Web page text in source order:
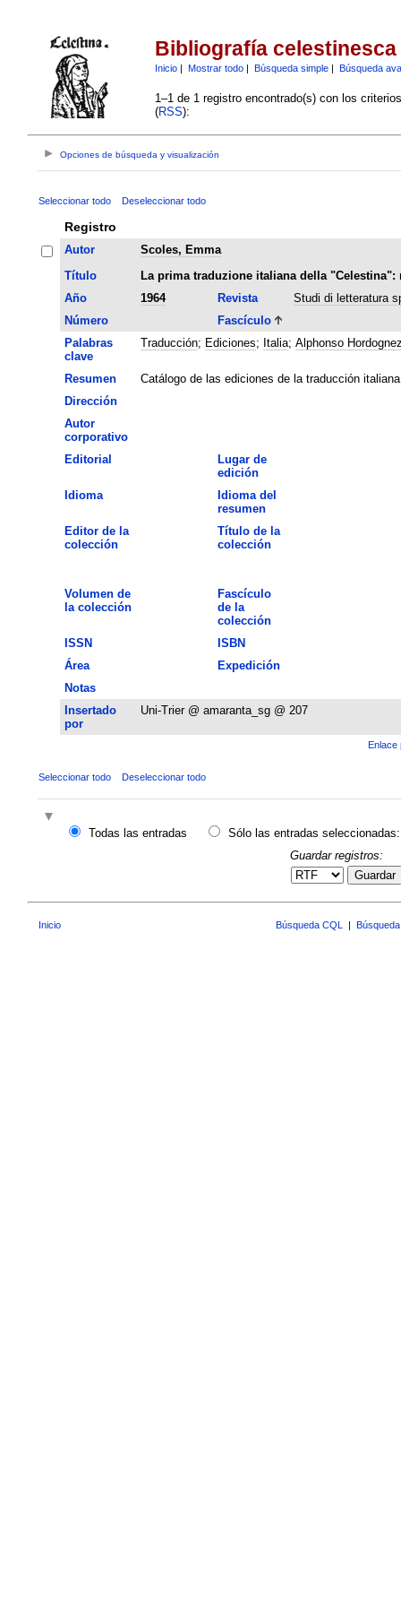
Bibliografía celestinesca
Inicio| Mostrar todo| Búsqueda simple| Búsqueda
1–1 de 1 registro encontrado(s) con los
(RSS):
Opciones de búsqueda y visualización
Seleccionar todo Deseleccionar todo
Registro
Autor
Scoles, Emma
Título
La prima traduzione italiana della
Año
1964 Revista
Studi di letteratura
Número
Fascículo
Palabras
clave
Traducción; Ediciones; Italia; Alphonso
Resumen
Catálogo de las ediciones de la traducción
Dirección
Autor
corporativo
Editorial
Lugar de
edición
Idioma
Idioma del
resumen
Editor de la
colección
Título de la
colección
Volumen de
la colección
Fascículo
de la
colección
ISSN
ISBN
Área
Expedición
Notas
Insertado
por
Uni-Trier @ amaranta_sg @ 207
Enlace
Seleccionar todo Deseleccionar todo
Todas las entradas
Sólo las entradas seleccionadas:
Guardar registros:
Guardar
Inicio Búsqueda CQL